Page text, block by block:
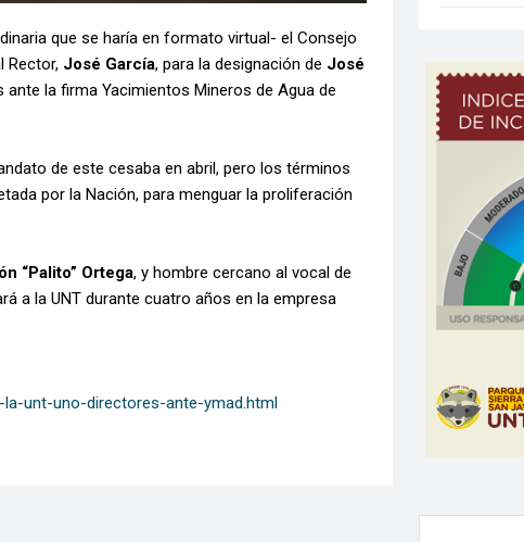
que se haría en formato virtual- el Consejo
Rector, José García, para la designación de José
la firma Yacimientos Mineros de Agua de
de este cesaba en abril, pero los términos
por la Nación, para menguar la proliferación
“Palito” Ortega, y hombre cercano al vocal de
a la UNT durante cuatro años en la empresa
unt-uno-directores-ante-ymad.html